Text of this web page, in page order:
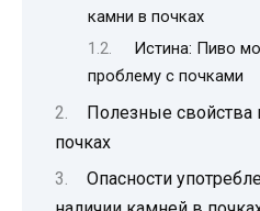
камни в почках
Истина: Пиво
проблему с почками
Полезные свойства
почках
Опасности